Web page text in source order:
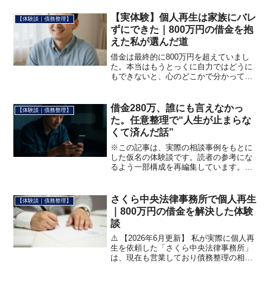
人再生の返済中だ。800万円を超える借金
を家族に知られないま...
【体験談｜債務整理】
【実体験】個人再生は家族にバレ
ずにできた｜800万円の借金を抱
えた私が選んだ道
借金は最終的に800万円を超えていまし
た。本当はもうとっくに自力ではどうに
もできないと、心のどこかで分かってい
どもに、職場の同僚に、こんな自分を見
られるくらいなら——そ...
【体験談｜債務整理】
借金280万、誰にも言えなかっ
た。任意整理で“人生が止まらな
くて済んだ話”
※この記事は、実際の相談事例をもとに
した仮名の体験談です。読者の参考にな
るよう一部構成を再編集しています。
也、36歳。独身で実家暮らし、工場の夜
勤で働いています。借金は...
【体験談｜債務整理】
さくら中央法律事務所で個人再生
｜800万円の借金を解決した体験
談
⚠️ 【2026年6月更新】 私が実際に個人再
生を依頼した「さくら中央法律事務所」
は、現在も営業しており債務整理の相談